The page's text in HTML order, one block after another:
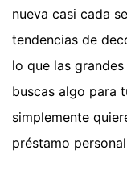
nueva casi cada
tendencias de
lo que las
buscas algo para
simplemente
préstamo